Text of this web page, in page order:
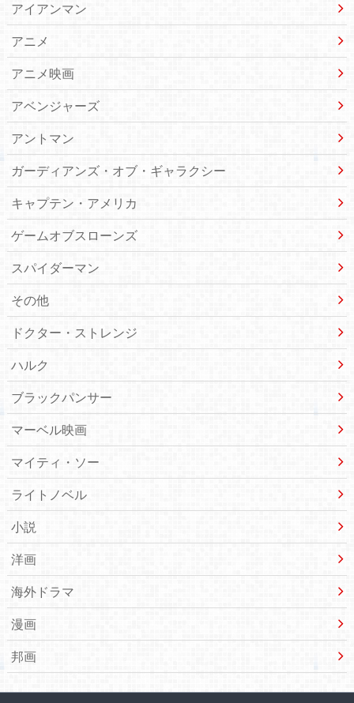
アイアンマン
アニメ
アニメ映画
アベンジャーズ
アントマン
ガーディアンズ・オブ・ギャラクシー
キャプテン・アメリカ
ゲームオブスローンズ
スパイダーマン
その他
ドクター・ストレンジ
ハルク
ブラックパンサー
マーベル映画
マイティ・ソー
ライトノベル
小説
洋画
海外ドラマ
漫画
邦画